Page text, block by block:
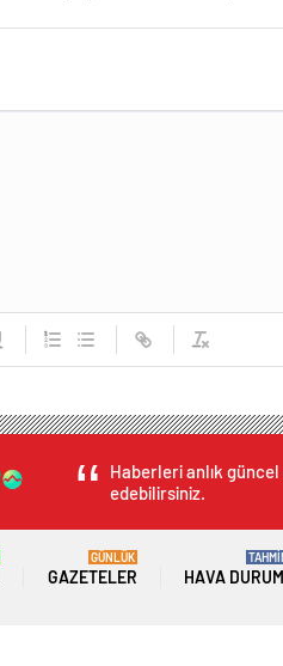
Haberleri anlık
edebilirsiniz.
GAZETELER
GÜNLÜK
HAVA